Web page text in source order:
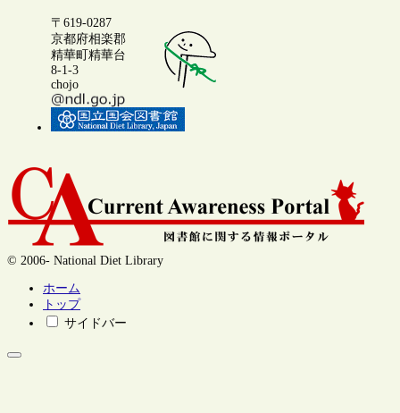
〒619-0287
京都府相楽郡
精華町精華台
8-1-3
chojo
© 2006- National Diet Library
ホーム
トップ
サイドバー